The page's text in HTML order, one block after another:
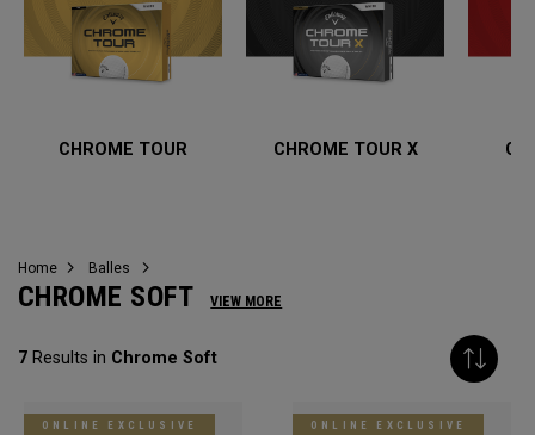
CHROME TOUR CHROME TOUR X
Home Balles
CHROME SOFT VIEW MORE
7 Results in Chrome Soft
ONLINE EXCLUSIVE ONLINE EXCLUSIVE